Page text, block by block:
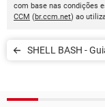
com base nas condições
CCM (br.ccm.net) ao
SHELL BASH -